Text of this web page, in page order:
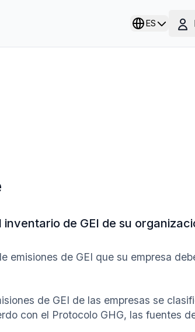
ES
de GEI de su
emisiones de GEI que su empresa
de GEI de las empresas se
con el Protocolo GHG, las fuentes